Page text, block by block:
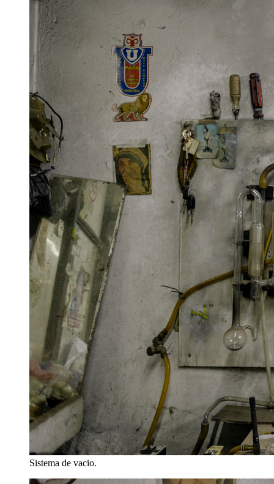
Sistema de vacio.